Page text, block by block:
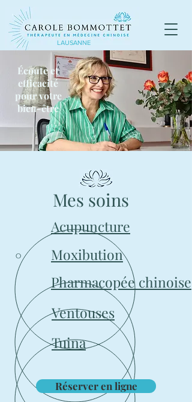
LAUSANNE
Écoute et
efficacité
pour votre
bien-être
Mes soins
°
Acupuncture
Moxibution
Pharmacopée chinoise
Ventouses
Tuina
Réserver en ligne